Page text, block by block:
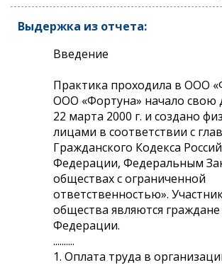
Выдержка из отчета:
Введение
Практика проходила в ООО
ООО «Фортуна» начало свою
22 марта 2000 г. и создано
лицами в соответствии с
Гражданского Кодекса
Федерации, Федеральным
обществах с ограниченной
ответственностью».
общества являются граждане
Федерации.
..........
1. Оплата труда в